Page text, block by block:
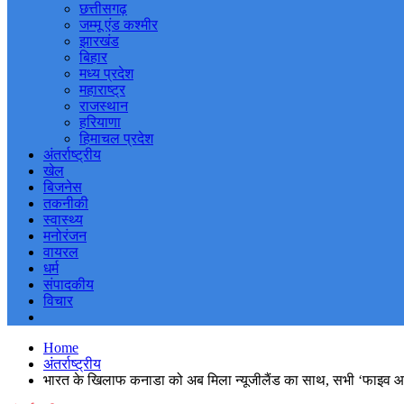
छत्तीसगढ़
जम्मू एंड कश्मीर
झारखंड
बिहार
मध्य प्रदेश
महाराष्ट्र
राजस्थान
हरियाणा
हिमाचल प्रदेश
अंतर्राष्ट्रीय
खेल
बिजनेस
तकनीकी
स्वास्थ्य
मनोरंजन
वायरल
धर्म
संपादकीय
विचार
Home
अंतर्राष्ट्रीय
भारत के खिलाफ कनाडा को अब मिला न्यूजीलैंड का साथ, सभी